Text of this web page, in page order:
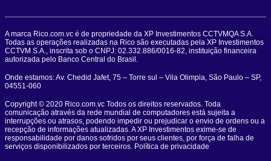
A marca Rico.com.vc é de propriedade da XP Investimentos CCTVMQA S.A.
Todas as operações realizadas na Rico são executadas pela XP Investimentos
CCTVM S.A., inscrita sob o CNPJ: 02.332.886/0016-82, instituição financeira
autorizada pelo Banco Central do Brasil.
Onde estamos: Av. Chedid Jafet, 75 – Torre sul – Vila Olimpia, São Paulo – SP,
04551-060
Copyright © 2020 Rico.com.vc Todos os direitos reservados. Toda
comunicação através da rede mundial de computadores está sujeita a
interrupções ou atrasos, podendo impedir ou prejudicar o envio de ordens ou a
recepção de informações atualizadas. A XP Investimentos exime-se de
responsabilidade por danos sofridos por seus clientes, por força de falha de
serviços disponibilizados por terceiros. Política de privacidade